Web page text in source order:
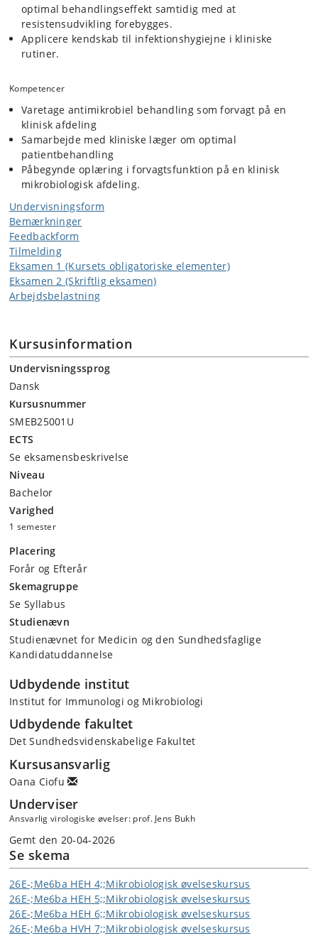
optimal behandlingseffekt samtidig med at
resistensudvikling forebygges.
Applicere kendskab til infektionshygiejne i kliniske
rutiner.
Kompetencer
Varetage antimikrobiel behandling som forvagt på en
klinisk afdeling
Samarbejde med kliniske læger om optimal
patientbehandling
Påbegynde oplæring i forvagtsfunktion på en klinisk
mikrobiologisk afdeling.
Undervisningsform
Bemærkninger
Feedbackform
Tilmelding
Eksamen 1 (Kursets obligatoriske elementer)
Eksamen 2 (Skriftlig eksamen)
Arbejdsbelastning
Kursusinformation
Undervisningssprog
Dansk
Kursusnummer
SMEB25001U
ECTS
Se eksamensbeskrivelse
Niveau
Bachelor
Varighed
1 semester
Placering
Forår og Efterår
Skemagruppe
Se Syllabus
Studienævn
Studienævnet for Medicin og den Sundhedsfaglige
Kandidatuddannelse
Udbydende institut
Institut for Immunologi og Mikrobiologi
Udbydende fakultet
Det Sundhedsvidenskabelige Fakultet
Kursusansvarlig
Oana Ciofu
Underviser
Ansvarlig virologiske øvelser: prof. Jens Bukh
Gemt den 20-04-2026
Se skema
26E-;Me6ba HEH 4;;Mikrobiologisk øvelseskursus
26E-;Me6ba HEH 5;;Mikrobiologisk øvelseskursus
26E-;Me6ba HEH 6;;Mikrobiologisk øvelseskursus
26E-;Me6ba HVH 7;;Mikrobiologisk øvelseskursus